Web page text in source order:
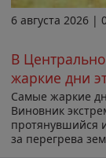
6 августа 2026 |
В
жаркие дни
Самые жаркие
Виновник
протянувшийся
за перегрева